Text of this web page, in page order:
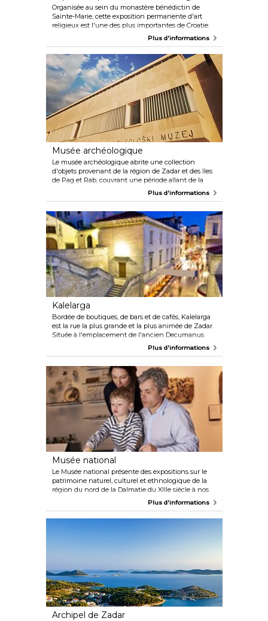
Organisée au sein du monastère bénédictin de
Sainte-Marie, cette exposition permanente d'art
religieux est l'une des plus importantes de Croatie.
Elle présente un certain nombre de chefs-d'œuvre
précieux tels que des manuscrits, des broderies, des
reliefs et des tapisseries.
Plus d'informations
Musée archéologique
Le musée archéologique abrite une collection
d'objets provenant de la région de Zadar et des îles
de Pag et Rab, couvrant une période allant de la
préhistoire jusqu'à la fin du XIe siècle.Plus d'informations
Kalelarga
Bordée de boutiques, de bars et de cafés, Kalelarga
est la rue la plus grande et la plus animée de Zadar.
Située à l'emplacement de l'ancien Decumanus
Maximus construit par les Romains, c'est l'endroit
tout au long de l'année.
Plus d'informations
Musée national
Le Musée national présente des expositions sur le
patrimoine naturel, culturel et ethnologique de la
région du nord de la Dalmatie du XIIIe siècle à nos
jours. Le musée comprend quatre départements :
de la ville.
Plus d'informations
Archipel de Zadar